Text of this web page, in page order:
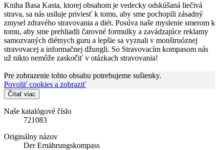
Kniha Basa Kasta, ktorej obsahom je vedecky odskúšaná liečivá
strava, sa nás usiluje priviesť k tomu, aby sme pochopili zásadný
zmysel zdravého stravovania a diét. Posúva naše myslenie smerom k
tomu, aby sme prehliadli čarovné formulky a zavádzajúce reklamy
samozvaných diétnych guru a lepšie sa vyznali v monštruóznej
stravovacej a informačnej džungli. So Stravovacím kompasom nás
už nikto nemôže zaskočiť v otázkach stravovania!
Pre zobrazenie tohto obsahu potrebujeme sušienky.
Povoliť cookies a zobraziť
Čítať viac
Naše katalógové číslo
721083
Originálny názov
Der Ernährungskompass